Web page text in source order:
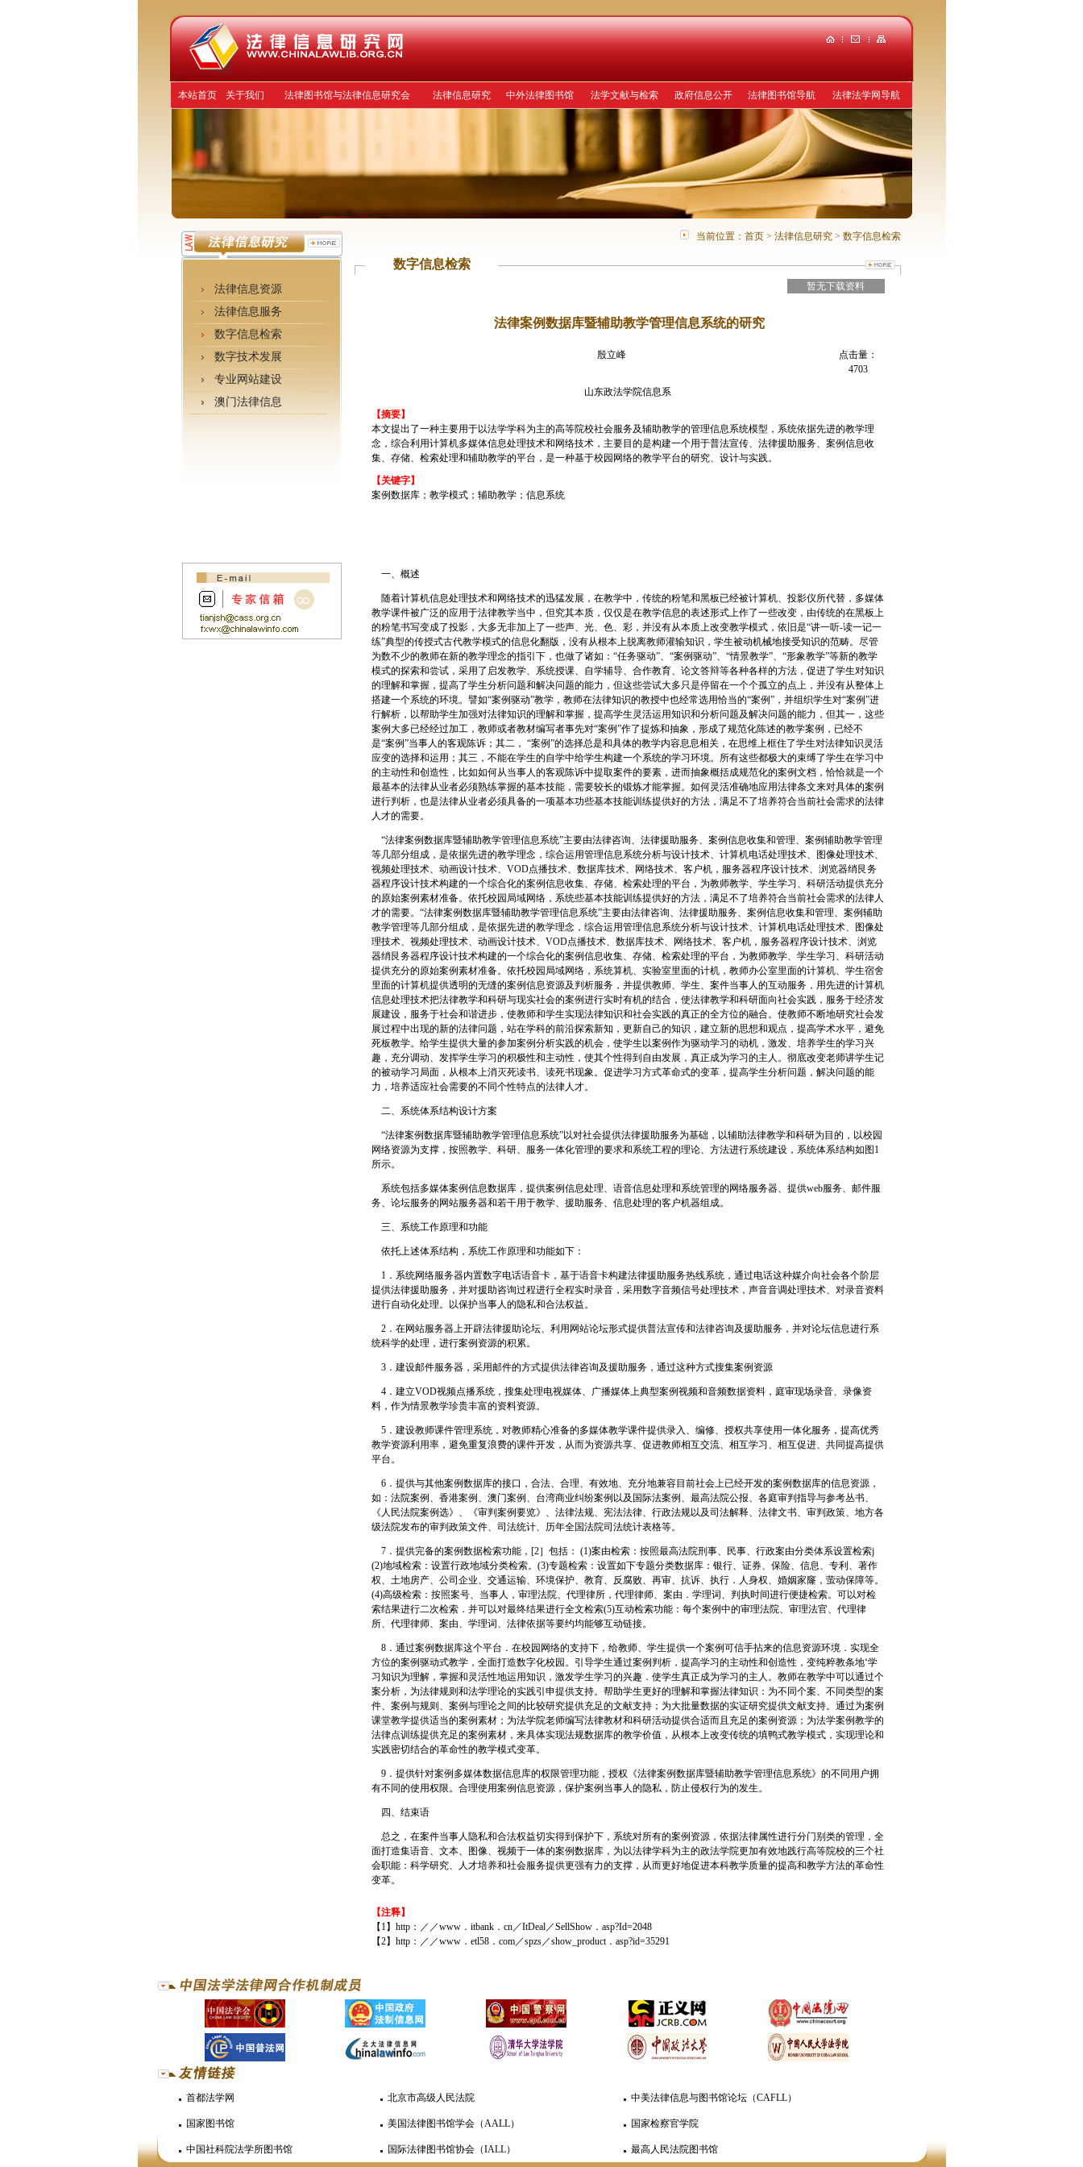
本站首页 关于我们 法律图书馆与法律信息研究会 法律信息研究 中外法律图书馆 法学文献与检索 政府信息公开 法律图书馆导航 法律法学网导航
法律信息资源
法律信息服务
数字信息检索
数字技术发展
专业网站建设
澳门法律信息
当前位置： 首页 > 法律信息研究 > 数字信息检索
数字信息检索
暂无下载资料
法律案例数据库暨辅助教学管理信息系统的研究
殷立峰
点击量：
4703
山东政法学院信息系
【摘要】
本文提出了一种主要用于以法学学科为主的高等院校社会服务及辅助教学的管理信息系统模型，系统依据先进的教学理
念，综合利用计算机多媒体信息处理技术和网络技术，主要目的是构建一个用于普法宣传、法律援助服务、案例信息收
集、存储、检索处理和辅助教学的平台，是一种基于校园网络的教学平台的研究、设计与实践。
【关键字】
案例数据库；教学模式；辅助教学；信息系统
一、概述
随着计算机信息处理技术和网络技术的迅猛发展，在教学中，传统的粉笔和黑板已经被计算机、投影仪所代替，多媒体
教学课件被广泛的应用于法律教学当中，但究其本质，仅仅是在教学信息的表述形式上作了一些改变，由传统的在黑板上
的粉笔书写变成了投影，大多无非加上了一些声、光、色、彩，并没有从本质上改变教学模式，依旧是“讲一听-读一记一
练”典型的传授式古代教学模式的信息化翻版，没有从根本上脱离教师灌输知识，学生被动机械地接受知识的范畴。尽管
为数不少的教师在新的教学理念的指引下，也做了诸如：“任务驱动”、“案例驱动”、“情景教学”、“形象教学”等新的教学
模式的探索和尝试，采用了启发教学、系统授课、自学辅导、合作教育、论文答辩等各种各样的方法，促进了学生对知识
的理解和掌握，提高了学生分析问题和解决问题的能力，但这些尝试大多只是停留在一个个孤立的点上，并没有从整体上
搭建一个系统的环境。譬如“案例驱动”教学，教师在法律知识的教授中也经常选用恰当的“案例”，并组织学生对“案例”进
行解析，以帮助学生加强对法律知识的理解和掌握，提高学生灵活运用知识和分析问题及解决问题的能力，但其一，这些
案例大多已经经过加工，教师或者教材编写者事先对“案例”作了提炼和抽象，形成了规范化陈述的教学案例，已经不
是“案例”当事人的客观陈诉；其二， “案例”的选择总是和具体的教学内容息息相关，在思维上框住了学生对法律知识灵活
应变的选择和运用；其三，不能在学生的自学中给学生构建一个系统的学习环境。所有这些都极大的束缚了学生在学习中
的主动性和创造性，比如如何从当事人的客观陈诉中提取案件的要素，进而抽象概括成规范化的案例文档，恰恰就是一个
最基本的法律从业者必须熟练掌握的基本技能，需要较长的锻炼才能掌握。如何灵活准确地应用法律条文来对具体的案例
进行判析，也是法律从业者必须具备的一项基本功些基本技能训练提供好的方法，满足不了培养符合当前社会需求的法律
人才的需要。
“法律案例数据库暨辅助教学管理信息系统”主要由法律咨询、法律援助服务、案例信息收集和管理、案例辅助教学管理
等几部分组成，是依据先进的教学理念，综合运用管理信息系统分析与设计技术、计算机电话处理技术、图像处理技术、
视频处理技术、动画设计技术、VOD点播技术、数据库技术、网络技术、客户机，服务器程序设计技术、浏览器绡艮务
器程序设计技术构建的一个综合化的案例信息收集、存储、检索处理的平台，为教师教学、学生学习、科研活动提供充分
的原始案例素材准备。依托校园局域网络，系统些基本技能训练提供好的方法，满足不了培养符合当前社会需求的法律人
才的需要。“法律案例数据库暨辅助教学管理信息系统”主要由法律咨询、法律援助服务、案例信息收集和管理、案例辅助
教学管理等几部分组成，是依据先进的教学理念，综合运用管理信息系统分析与设计技术、计算机电话处理技术、图像处
理技术、视频处理技术、动画设计技术、VOD点播技术、数据库技术、网络技术、客户机，服务器程序设计技术、浏览
器绡艮务器程序设计技术构建的一个综合化的案例信息收集、存储、检索处理的平台，为教师教学、学生学习、科研活动
提供充分的原始案例素材准备。依托校园局域网络，系统算机、实验室里面的计机，教师办公室里面的计算机、学生宿舍
里面的计算机提供透明的无缝的案例信息资源及判析服务，并提供教师、学生、案件当事人的互动服务，用先进的计算机
信息处理技术把法律教学和科研与现实社会的案例进行实时有机的结合，使法律教学和科研面向社会实践，服务于经济发
展建设，服务于社会和谐进步，使教师和学生实现法律知识和社会实践的真正的全方位的融合。使教师不断地研究社会发
展过程中出现的新的法律问题，站在学科的前沿探索新知，更新自己的知识，建立新的思想和观点，提高学术水平，避免
死板教学。给学生提供大量的参加案例分析实践的机会，使学生以案例作为驱动学习的动机，激发、培养学生的学习兴
趣，充分调动、发挥学生学习的积极性和主动性，使其个性得到自由发展，真正成为学习的主人。彻底改变老师讲学生记
的被动学习局面，从根本上消灭死读书、读死书现象。促进学习方式革命式的变革，提高学生分析问题，解决问题的能
力，培养适应社会需要的不同个性特点的法律人才。
二、系统体系结构设计方案
“法律案例数据库暨辅助教学管理信息系统”以对社会提供法律援助服务为基础，以辅助法律教学和科研为目的，以校园
网络资源为支撑，按照教学、科研、服务一体化管理的要求和系统工程的理论、方法进行系统建设，系统体系结构如图1
所示。
系统包括多媒体案例信息数据库，提供案例信息处理、语音信息处理和系统管理的网络服务器、提供web服务、邮件服
务、论坛服务的网站服务器和若干用于教学、援助服务、信息处理的客户机器组成。
三、系统工作原理和功能
依托上述体系结构，系统工作原理和功能如下：
1．系统网络服务器内置数字电话语音卡，基于语音卡构建法律援助服务热线系统，通过电话这种媒介向社会各个阶层
提供法律援助服务，并对援助咨询过程进行全程实时录音，采用数字音频信号处理技术，声音音调处理技术、对录音资料
进行自动化处理。以保护当事人的隐私和合法权益。
2．在网站服务器上开辟法律援助论坛、利用网站论坛形式提供普法宣传和法律咨询及援助服务，并对论坛信息进行系
统科学的处理，进行案例资源的积累。
3．建设邮件服务器，采用邮件的方式提供法律咨询及援助服务，通过这种方式搜集案例资源
4．建立VOD视频点播系统，搜集处理电视媒体、广播媒体上典型案例视频和音频数据资料，庭审现场录音、录像资
料，作为情景教学珍贵丰富的资料资源。
5．建设教师课件管理系统，对教师精心准备的多媒体教学课件提供录入、编修、授权共享使用一体化服务，提高优秀
教学资源利用率，避免重复浪费的课件开发，从而为资源共享、促进教师相互交流、相互学习、相互促进、共同提高提供
平台。
6．提供与其他案例数据库的接口，合法、合理、有效地、充分地兼容目前社会上已经开发的案例数据库的信息资源，
如：法院案例、香港案例、澳门案例、台湾商业纠纷案例以及国际法案例、最高法院公报、各庭审判指导与参考丛书、
《人民法院案例选》、《审判案例要览》、法律法规、宪法法律、行政法规以及司法解释、法律文书、审判政策、地方各
级法院发布的审判政策文件、司法统计、历年全国法院司法统计表格等。
7．提供完备的案例数据检索功能，[2］包括： (1)案由检索：按照最高法院刑事、民事、行政案由分类体系设置检索j
(2)地域检索：设置行政地域分类检索。(3)专题检索：设置如下专题分类数据库：银行、证券、保险、信息、专利、著作
权、土地房产、公司企业、交通运输、环境保护、教育、反腐败、再审、抗诉、执行．人身权、婚姻家窿，萤动保障等。
(4)高级检索：按照案号、当事人，审理法院、代理律所，代理律师、案由．学理词、判执时间进行便捷检索。可以对检
索结果进行二次检索．并可以对最终结果进行全文检索(5)互动检索功能：每个案例中的审理法院、审理法官、代理律
所、代理律师、案由、学理词、法律依据等要约均能够互动链接。
8．通过案例数据库这个平台．在校园网络的支持下，给教师、学生提供一个案例可信手拈来的信息资源环境．实现全
方位的案例驱动式教学，全面打造数字化校园。引导学生通过案例判析，提高学习的主动性和创造性，变纯粹教条地‘学
习知识为理解，掌握和灵活性地运用知识，激发学生学习的兴趣．使学生真正成为学习的主人。教师在教学中可以通过个
案分析，为法律规则和法学理论的实践引申提供支持。帮助学生更好的理解和掌握法律知识：为不同个案、不同类型的案
件、案例与规则、案例与理论之间的比较研究提供充足的文献支持；为大批量数据的实证研究提供文献支持。通过为案例
课堂教学提供适当的案例素材；为法学院老师编写法律教材和科研活动提供合适而且充足的案例资源；为法学案例教学的
法律点训练提供充足的案例素材，来具体实现法规数据库的教学价值，从根本上改变传统的填鸭式教学模式，实现理论和
实践密切结合的革命性的教学模式变革。
9．提供针对案例多媒体数据信息库的权限管理功能，授权《法律案例数据库暨辅助教学管理信息系统》的不同用户拥
有不同的使用权限。合理使用案例信息资源，保护案例当事人的隐私，防止侵权行为的发生。
四、结束语
总之，在案件当事人隐私和合法权益切实得到保护下，系统对所有的案例资源，依据法律属性进行分门别类的管理，全
面打造集语音、文本、图像、视频于一体的案例数据库，为以法律学科为主的政法学院更加有效地践行高等院校的三个社
会职能：科学研究、人才培养和社会服务提供更强有力的支撑，从而更好地促进本科教学质量的提高和教学方法的革命性
变革。
【注释】
【1】http：／／www．itbank．cn／ItDeal／SellShow．asp?Id=2048
【2】http：／／www．etl58．com／spzs／show_product．asp?id=35291
首都法学网 北京市高级人民法院 中美法律信息与图书馆论坛（CAFLL）
国家图书馆 美国法律图书馆学会（AALL） 国家检察官学院
中国社科院法学所图书馆 国际法律图书馆协会（IALL） 最高人民法院图书馆